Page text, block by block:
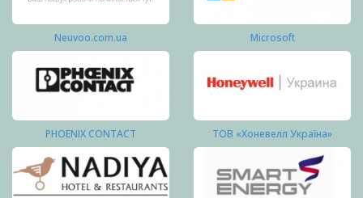
Neuvoo.com.ua Microsoft
PHOENIX CONTACT ТОВ «Хоневелл Україна»